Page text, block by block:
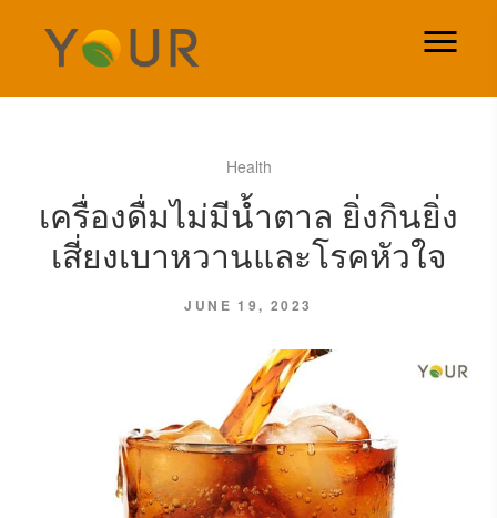
Health
เครื่องดื่มไม่มีน้ำตาล ยิ่งกินยิ่ง
เสี่ยงเบาหวานและโรคหัวใจ
JUNE 19, 2023